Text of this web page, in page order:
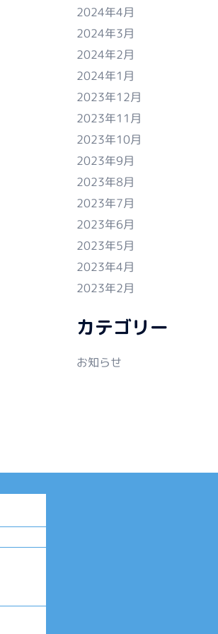
2024年4月
2024年3月
2024年2月
2024年1月
2023年12月
2023年11月
2023年10月
2023年9月
2023年8月
2023年7月
2023年6月
2023年5月
2023年4月
2023年2月
カテゴリー
お知らせ